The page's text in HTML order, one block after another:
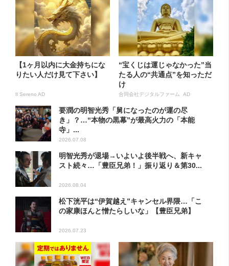
【1ヶ月以内に大金持ちにな
りたい人だけ見て下さい】
Il Sereno AD
“宝くじは運じゃなかった”当
たる人の“共通点”を知っただ
け
合同会社デジタルファーム AD
要潤の明智光秀「舅になったのが運の尽
き」？…“本物の黒幕”が最高火力の「本能
寺」...
2026.07.08
明智光秀が退場→いよいよ後半戦へ、新キャ
スト続々…「豊臣兄弟！」振り返り＆第30...
2026.08.04
松下洸平は“伊賀越え”キャンセル界隈…「こ
の家康ほんと憎たらしいな」【豊臣兄弟】
2026.07.23